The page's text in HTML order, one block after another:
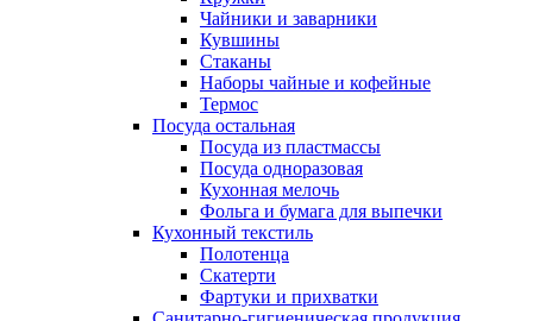
Чайники и заварники
Кувшины
Стаканы
Наборы чайные и кофейные
Термос
Посуда остальная
Посуда из пластмассы
Посуда одноразовая
Кухонная мелочь
Фольга и бумага для выпечки
Кухонный текстиль
Полотенца
Скатерти
Фартуки и прихватки